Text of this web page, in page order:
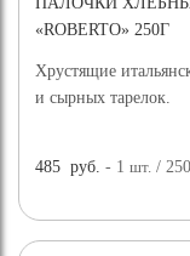
«ROBERTO» 250Г
Хрустящие
и сырных тарелок.
485 руб. - 1шт. /